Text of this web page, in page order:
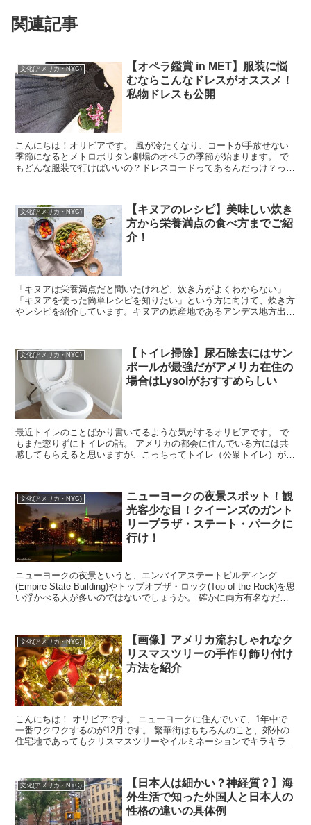
関連記事
文化(アメリカ・NYC)
【オペラ鑑賞 in MET】服装に悩
むならこんなドレスがオススメ！
私物ドレスも公開
こんにちは！オリビアです。 風が冷たくなり、コートが手放せない
季節になるとメトロポリタン劇場のオペラの季節が始まります。 で
もどんな服装で行けばいいの？ドレスコードってあるんだっけ？って
文化(アメリカ・NYC)
【キヌアのレシピ】美味しい炊き
方から栄養満点の食べ方までご紹
介！
「キヌアは栄養満点だと聞いたけれど、炊き方がよくわからない」
「キヌアを使った簡単レシピを知りたい」という方に向けて、炊き方
やレシピを紹介しています。キヌアの原産地であるアンデス地方出身
文化(アメリカ・NYC)
【トイレ掃除】尿石除去にはサン
ポールが最強だがアメリカ在住の
場合はLysolがおすすめらしい
最近トイレのことばかり書いてるような気がするオリビアです。 で
もまた懲りずにトイレの話。 アメリカの都会に住んでいる方には共
感してもらえると思いますが、こっちってトイレ（公衆トイレ）がと
文化(アメリカ・NYC)
ニューヨークの夜景スポット！観
光客少な目！クイーンズのガント
リープラザ・ステート・パークに
行け！
ニューヨークの夜景というと、エンパイアステートビルディング
(Empire State Building)やトップオブザ・ロック(Top of the Rock)を思
い浮かべる人が多いのではないでしょうか。 確かに両方有名なだけ
文化(アメリカ・NYC)
【画像】アメリカ流おしゃれなク
リスマスツリーの手作り飾り付け
方法を紹介
こんにちは！ オリビアです。 ニューヨークに住んでいて、1年中で
一番ワクワクするのが12月です。 繁華街はもちろんのこと、郊外の
住宅地であってもクリスマスツリーやイルミネーションでキラキラ輝
文化(アメリカ・NYC)
【日本人は細かい？神経質？】海
外生活で知った外国人と日本人の
性格の違いの具体例